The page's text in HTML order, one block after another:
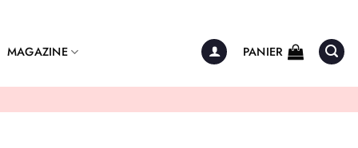
MAGAZINE PANIER